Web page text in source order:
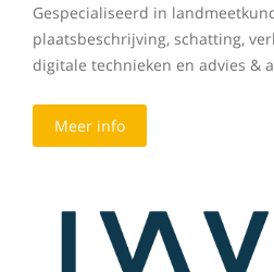
Gespecialiseerd in
plaatsbeschrijving, schatting,
digitale technieken en advies &
Meer info